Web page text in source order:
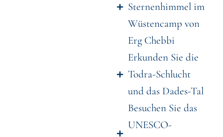
Sternenhimmel im
Wüstencamp von
Erg Chebbi
Erkunden Sie die
Todra-Schlucht
und das Dades-Tal
Besuchen Sie das
UNESCO-